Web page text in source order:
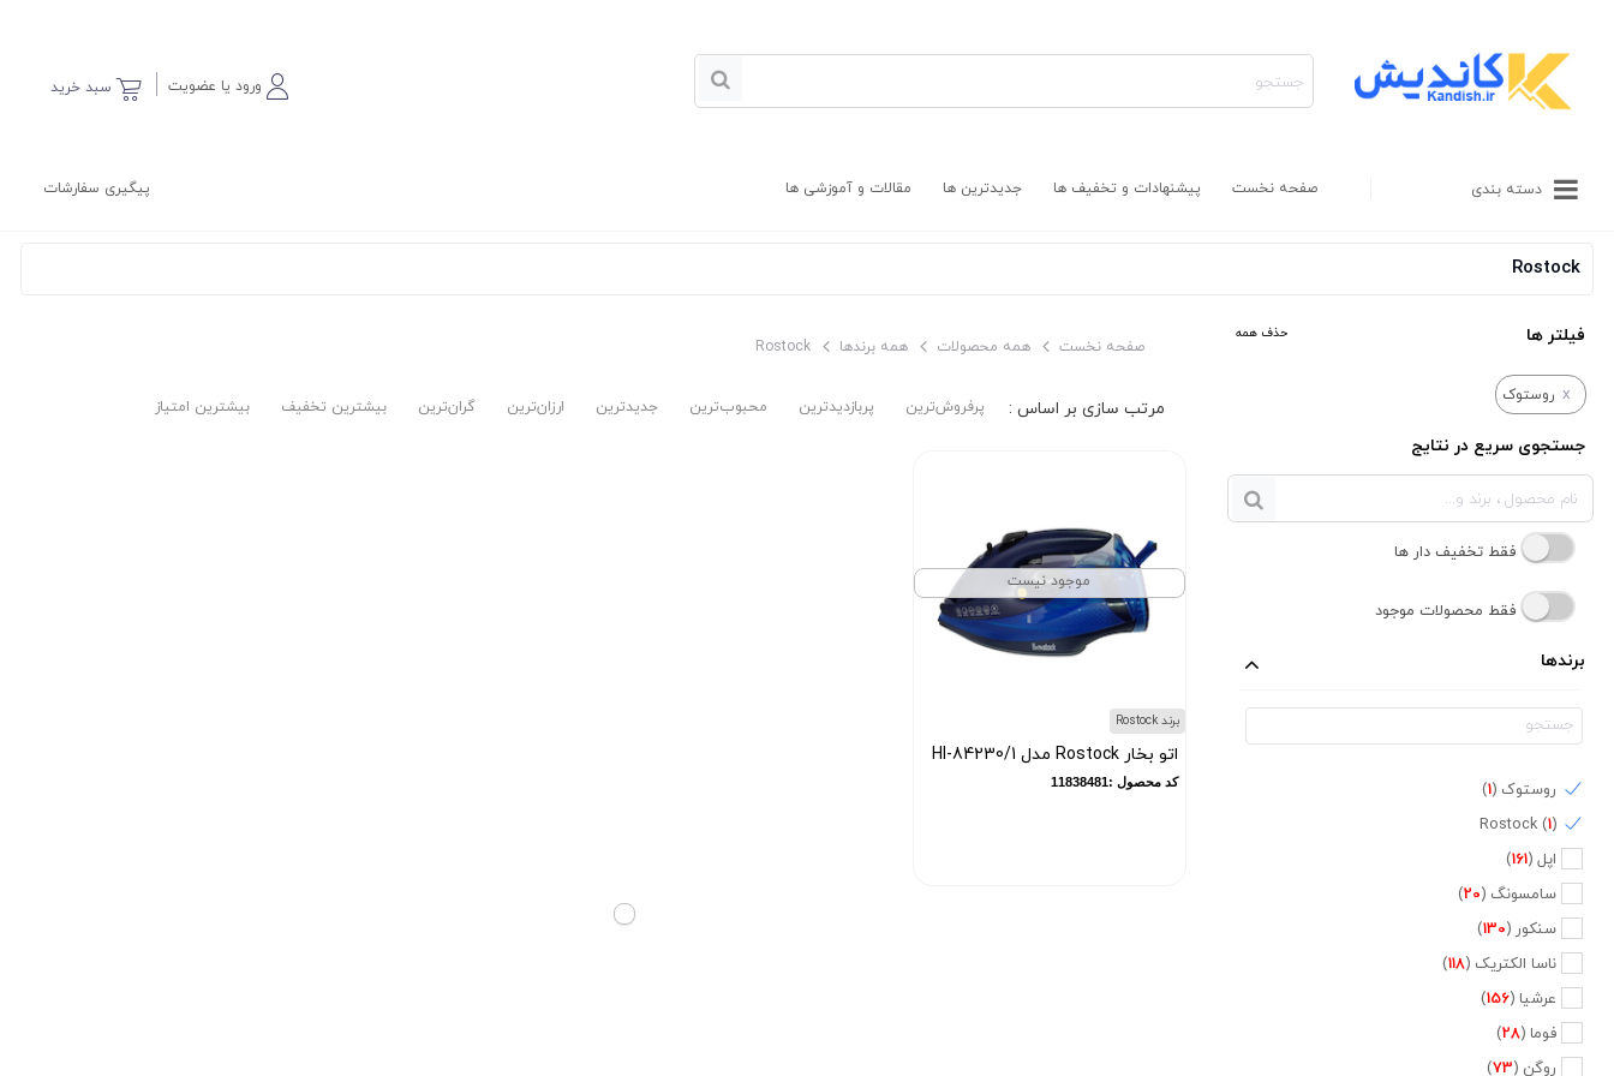
سبد خرید ورود یا عضویت
دسته بندی صفحه نخست پیشنهادات و تخفیف ها جدیدترین ها مقالات و آموزشی ها پیگیری سفارشات
Rostock
فیلتر ها حذف همه
x روستوک
جستجوی سریع در نتایج
برندها
روستوک (1
)
Rostock (1)
اپل (161
)
سامسونگ (20
)
سنکور (130
)
ناسا الکتریک (118
)
عرشیا (156
)
فوما (28
)
روگن (73
)
صفحه نخست همه محصولات همه برندها Rostock
پرفروش‌ترین‌ پربازدیدترین محبوب‌ترین جدیدترین ارزان‌ترین گران‌ترین بیشترین تخفیف بیشترین امتیاز
موجود نیست
برند Rostock
اتو بخار Rostock مدل HI-84230/1
کد محصول :11838481